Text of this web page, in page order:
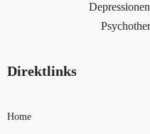
Direktlinks
Home